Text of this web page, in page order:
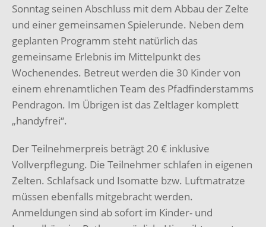
Sonntag seinen Abschluss mit dem Abbau der Zelte
und einer gemeinsamen Spielerunde. Neben dem
geplanten Programm steht natürlich das
gemeinsame Erlebnis im Mittelpunkt des
Wochenendes. Betreut werden die 30 Kinder von
einem ehrenamtlichen Team des Pfadfinderstamms
Pendragon. Im Übrigen ist das Zeltlager komplett
„handyfrei“.
Der Teilnehmerpreis beträgt 20 € inklusive
Vollverpflegung. Die Teilnehmer schlafen in eigenen
Zelten. Schlafsack und Isomatte bzw. Luftmatratze
müssen ebenfalls mitgebracht werden.
Anmeldungen sind ab sofort im Kinder- und